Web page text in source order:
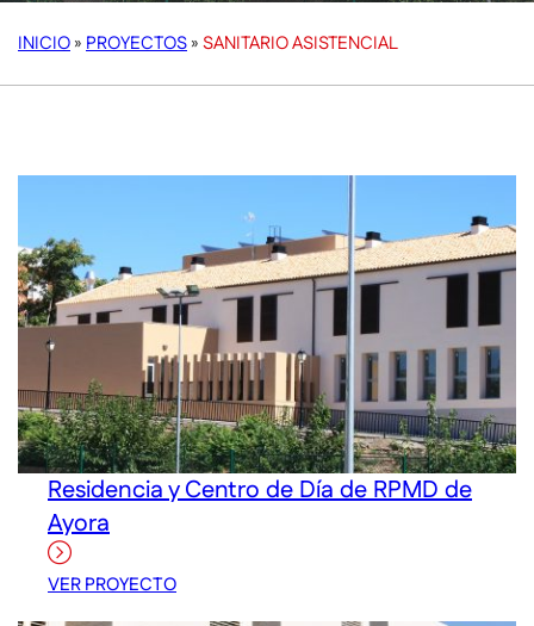
INICIO» PROYECTOS»SANITARIO ASISTENCIAL
Residencia y Centro de Día de RPMD de
Ayora
VER PROYECTO